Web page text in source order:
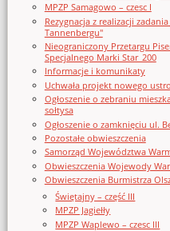
MPZP Samagowo – czesc I
Rezygnacja z realizacji
Tannenbergu"
Nieograniczony Przetargu
Specjalnego Marki Star_200
Informacje i komunikaty
Uchwała projekt nowego
Ogłoszenie o zebraniu
sołtysa
Ogłoszenie o zamknięciu ul.
Pozostałe obwieszczenia
Samorząd Województwa
Obwieszczenia Wojewody
Obwieszczenia Burmistrza
Świętajny – część III
MPZP Jagiełły
MPZP Waplewo – czesc III